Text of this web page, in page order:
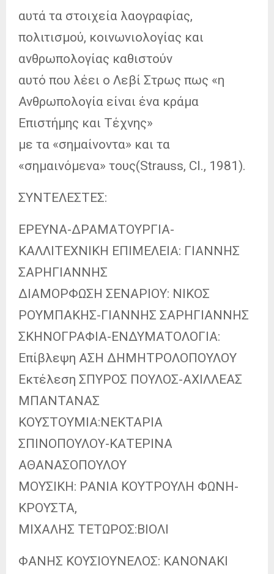
αυτά τα στοιχεία λαογραφίας,
πολιτισμού, κοινωνιολογίας και
ανθρωπολογίας καθιστούν
αυτό που λέει ο Λεβί Στρως πως «η
Ανθρωπολογία είναι ένα κράμα
Επιστήμης και Τέχνης»
με τα «σημαίνοντα» και τα
«σημαινόμενα» τους(Strauss, Cl., 1981).
ΣΥΝΤΕΛΕΣΤΕΣ:
ΕΡΕΥΝΑ-ΔΡΑΜΑΤΟΥΡΓΙΑ-
ΚΑΛΛΙΤΕΧΝΙΚΗ ΕΠΙΜΕΛΕΙΑ: ΓΙΑΝΝΗΣ
ΣΑΡΗΓΙΑΝΝΗΣ
ΔΙΑΜΟΡΦΩΣΗ ΣΕΝΑΡΙΟΥ: ΝΙΚΟΣ
ΡΟΥΜΠΑΚΗΣ-ΓΙΑΝΝΗΣ ΣΑΡΗΓΙΑΝΝΗΣ
ΣΚΗΝΟΓΡΑΦΙΑ-ΕΝΔΥΜΑΤΟΛΟΓΙΑ:
Επίβλεψη ΑΣΗ ΔΗΜΗΤΡΟΛΟΠΟΥΛΟΥ
Εκτέλεση ΣΠΥΡΟΣ ΠΟΥΛΟΣ-ΑΧΙΛΛΕΑΣ
ΜΠΑΝΤΑΝΑΣ
ΚΟΥΣΤΟΥΜΙΑ:ΝΕΚΤΑΡΙΑ
ΣΠΙΝΟΠΟΥΛΟΥ-ΚΑΤΕΡΙΝΑ
ΑΘΑΝΑΣΟΠΟΥΛΟΥ
ΜΟΥΣΙΚΗ: ΡΑΝΙΑ ΚΟΥΤΡΟΥΛΗ ΦΩΝΗ-
ΚΡΟΥΣΤΑ,
ΜΙΧΑΛΗΣ ΤΕΤΩΡΟΣ:ΒΙΟΛΙ
ΦΑΝΗΣ ΚΟΥΣΙΟΥΝΕΛΟΣ: ΚΑΝΟΝΑΚΙ